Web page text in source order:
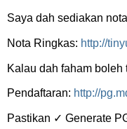
Saya dah sediakan
Nota Ringkas: http://
Kalau dah faham boleh
Pendaftaran: http://
Pastikan ✓ Generate